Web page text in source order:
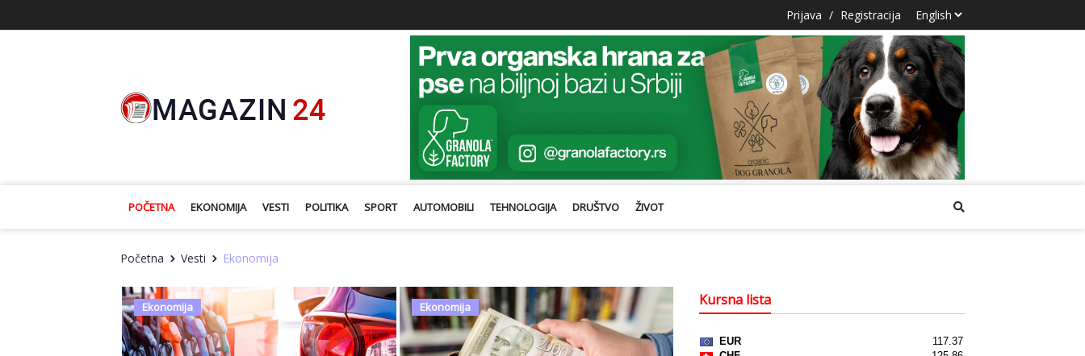
Prijava / Registracija
POČETNA EKONOMIJA VESTI POLITIKA SPORT AUTOMOBILI TEHNOLOGIJA DRUŠTVO ŽIVOT
Početna Vesti Ekonomija
Ekonomija Ekonomija Kursna lista